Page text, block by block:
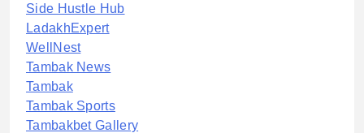
Side Hustle Hub
LadakhExpert
WellNest
Tambak News
Tambak
Tambak Sports
Tambakbet Gallery